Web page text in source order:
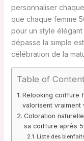
personnaliser
que chaque femme
pour un style
dépasse la simple
célébration de la
Table of
Relooking coiffure
valorisent vraiment
Coloration
sa coiffure après
Liste des